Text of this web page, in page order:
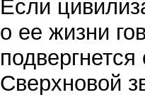
Если
о ее жизни
Сверхновой